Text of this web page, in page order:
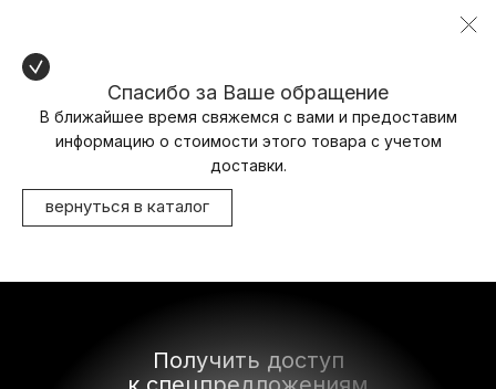
Спасибо за Ваше обращение
В ближайшее время свяжемся с вами и предоставим
информацию о стоимости этого товара с учетом
доставки.
вернуться в каталог
Получить доступ